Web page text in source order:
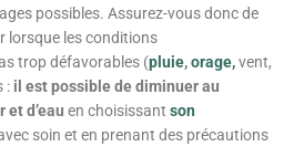
possibles. Assurez-vous donc de
lorsque les conditions
trop défavorables (pluie,orage,vent,
: il est possible de diminuer au
et d’eau en choisissantson
soin et en prenant des précautions